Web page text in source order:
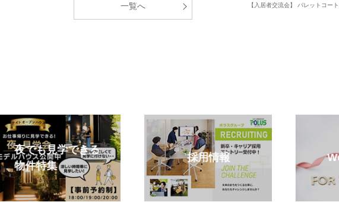
【入居者交流会】 パレットコー
一覧へ
モデルハウス特集 メルマガ登録